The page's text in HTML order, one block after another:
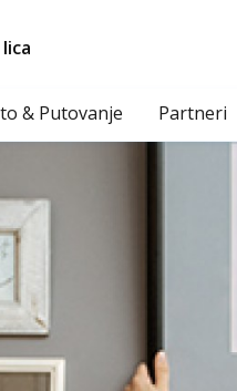
& Putovanje Partneri